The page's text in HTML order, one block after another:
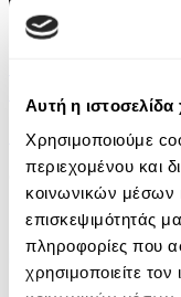
Αυτή η ιστοσελίδα
Χρησιμοποιούμε
περιεχομένου και
κοινωνικών μέσων
επισκεψιμότητάς
πληροφορίες που
χρησιμοποιείτε
eBook
Jurgen Banscherus
6.99€